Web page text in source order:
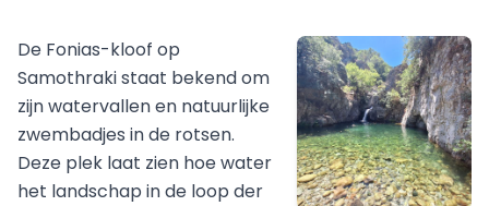
De Fonias-kloof op
Samothraki staat bekend om
zijn watervallen en natuurlijke
zwembadjes in de rotsen.
Deze plek laat zien hoe water
het landschap in de loop der